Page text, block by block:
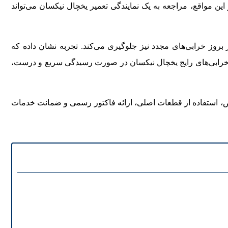
مراجعه به یک نمایندگی تعمیر یخچال نیکسان می‌تواند
خرابی‌های مجدد نیز جلوگیری می‌کند. تجربه نشان داده که
خرابی‌های رایج یخچال نیکسان در صورت رسیدگی سریع و درست،
استفاده از قطعات اصلی، ارائه فاکتور رسمی و ضمانت خدمات